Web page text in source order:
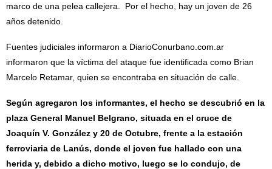
marco de una pelea callejera. Por el hecho, hay un joven de 26
años detenido.
Fuentes judiciales informaron a DiarioConurbano.com.ar
informaron que la víctima del ataque fue identificada como Brian
Marcelo Retamar, quien se encontraba en situación de calle.
Según agregaron los informantes, el hecho se descubrió en la
plaza General Manuel Belgrano, situada en el cruce de
Joaquín V. González y 20 de Octubre, frente a la estación
ferroviaria de Lanús, donde el joven fue hallado con una
herida y, debido a dicho motivo, luego se lo condujo, de